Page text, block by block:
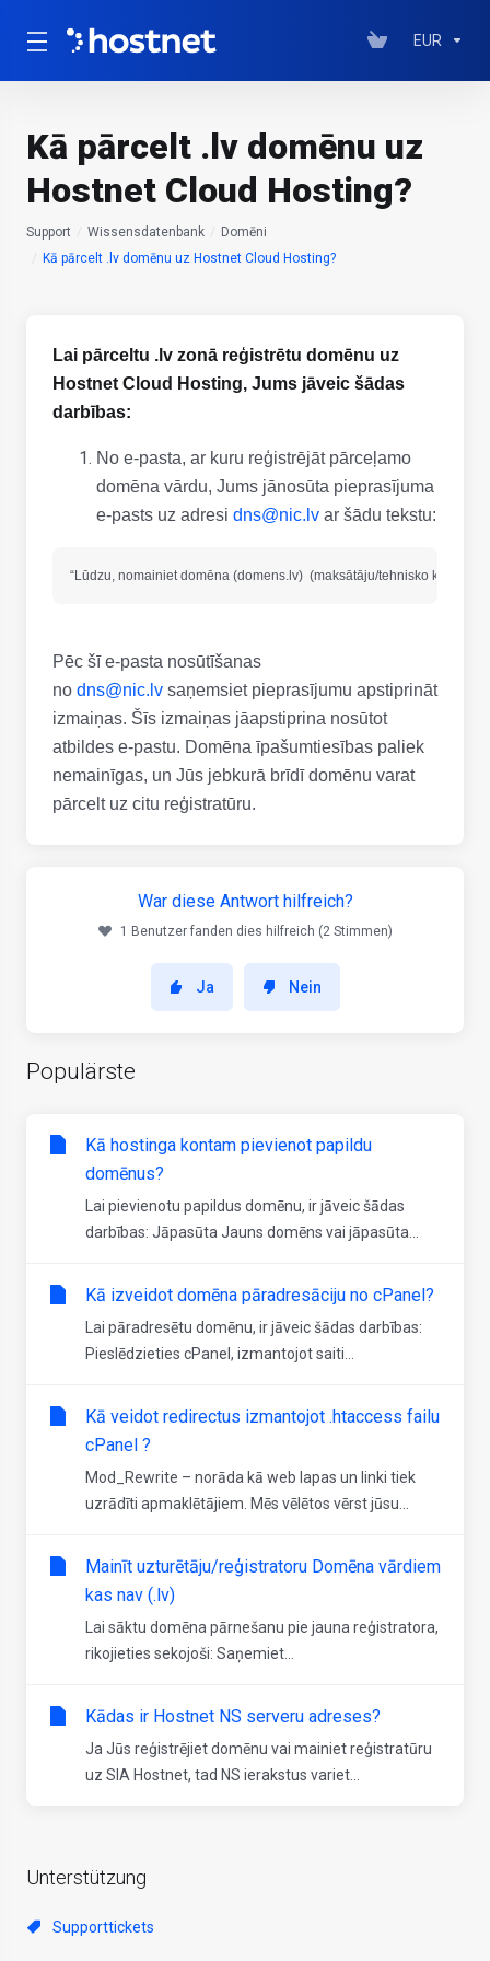
EUR
Kā pārcelt .lv domēnu uz
Hostnet Cloud Hosting?
Support Wissensdatenbank
Domēni
Kā pārcelt .lv domēnu uz Hostnet Cloud Hosting?
Unterstützung
Supporttickets
Lai pārceltu .lv zonā reģistrētu domēnu uz
Hostnet Cloud Hosting, Jums jāveic šādas
darbības:
No e-pasta, ar kuru reģistrējāt pārceļamo
domēna vārdu, Jums jānosūta pieprasījuma
e-pasts uz adresi dns@nic.lv ar šādu tekstu:
Pēc šī e-pasta nosūtīšanas
no dns@nic.lv saņemsiet pieprasījumu apstiprināt
izmaiņas. Šīs izmaiņas jāapstiprina nosūtot
atbildes e-pastu. Domēna īpašumtiesības paliek
nemainīgas, un Jūs jebkurā brīdī domēnu varat
pārcelt uz citu reģistratūru.
War diese Antwort hilfreich?
1 Benutzer fanden dies hilfreich (2 Stimmen)
Ja Nein
Populärste
Kā hostinga kontam pievienot papildu
domēnus?
Lai pievienotu papildus domēnu, ir jāveic šādas
darbības: Jāpasūta Jauns domēns vai jāpasūta...
Kā izveidot domēna pāradresāciju no cPanel?
Lai pāradresētu domēnu, ir jāveic šādas darbības:
Pieslēdzieties cPanel, izmantojot saiti...
Kā veidot redirectus izmantojot .htaccess failu
cPanel ?
Mod_Rewrite – norāda kā web lapas un linki tiek
uzrādīti apmaklētājiem. Mēs vēlētos vērst jūsu...
Mainīt uzturētāju/reģistratoru Domēna vārdiem
kas nav (.lv)
Lai sāktu domēna pārnešanu pie jauna reģistratora,
rikojieties sekojoši: Saņemiet...
Kādas ir Hostnet NS serveru adreses?
Ja Jūs reģistrējiet domēnu vai mainiet reģistratūru
uz SIA Hostnet, tad NS ierakstus variet...